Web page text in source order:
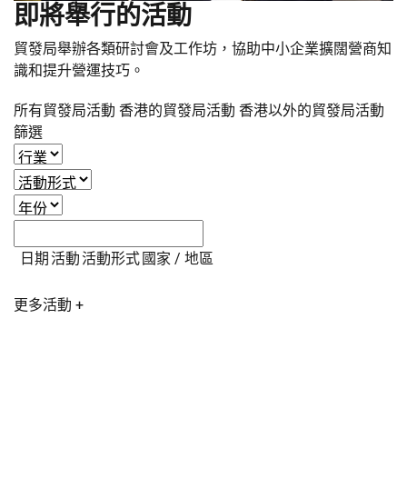
即將舉行的活動
貿發局舉辦各類研討會及工作坊，協助中小企業擴闊營商知
識和提升營運技巧。
所有貿發局活動 香港的貿發局活動 香港以外的貿發局活動
篩選
日期 活動活動形式 國家 / 地區
更多活動 +